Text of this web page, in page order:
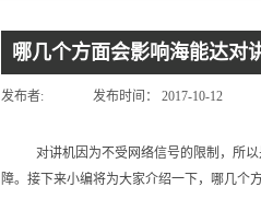
哪几个方面会影响海能达对
发布者: 发布时间： 2017-10-12
对讲机因为不受网络信号的限制，所
障。接下来小编将为大家介绍一下，哪几个